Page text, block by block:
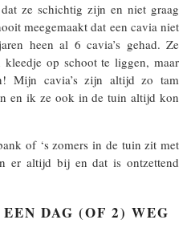
ze schichtig zijn en niet graag
meegemaakt dat een cavia niet
heen al 6 cavia’s gehad. Ze
op schoot te liggen, maar
Mijn cavia’s zijn altijd zo tam
en ik ze ook in de tuin altijd kon
of ‘s zomers in de tuin zit met
er altijd bij en dat is ontzettend
DAG (OF 2) WEG